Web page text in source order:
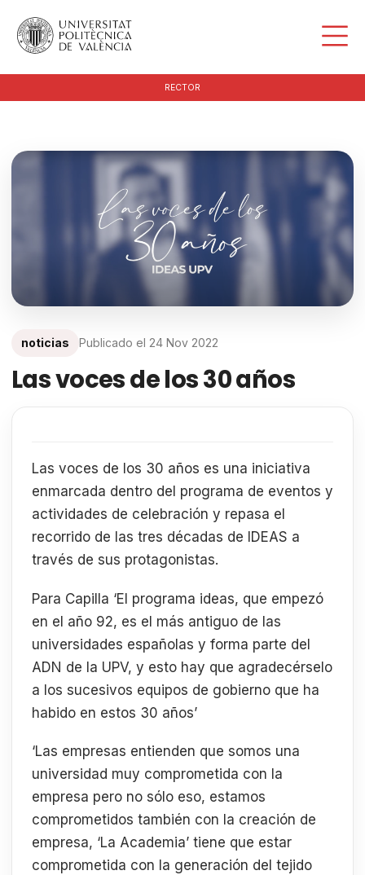
RECTOR
noticias Publicado el 24 Nov 2022
Las voces de los 30 años
Las voces de los 30 años es una iniciativa
enmarcada dentro del programa de eventos y
actividades de celebración y repasa el
recorrido de las tres décadas de IDEAS a
través de sus protagonistas.
Para Capilla ‘El programa ideas, que empezó
en el año 92, es el más antiguo de las
universidades españolas y forma parte del
ADN de la UPV, y esto hay que agradecérselo
a los sucesivos equipos de gobierno que ha
habido en estos 30 años’
‘Las empresas entienden que somos una
universidad muy comprometida con la
empresa pero no sólo eso, estamos
comprometidos también con la creación de
empresa, ‘La Academia’ tiene que estar
comprometida con la generación del tejido